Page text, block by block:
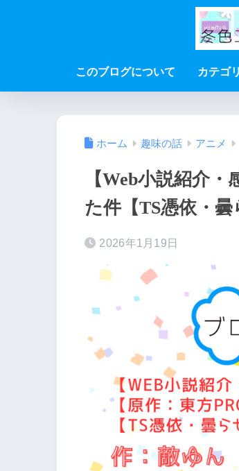
このブログについて カテゴ
ホーム 趣味の話 アニメ
【Web小説紹介
た件【TS憑依・曇
2026年1月19日